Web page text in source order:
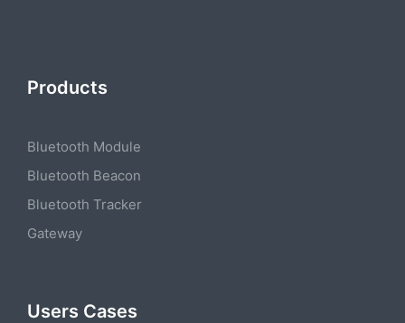
Products
Bluetooth Module
Bluetooth Beacon
Bluetooth Tracker
Gateway
Users Cases